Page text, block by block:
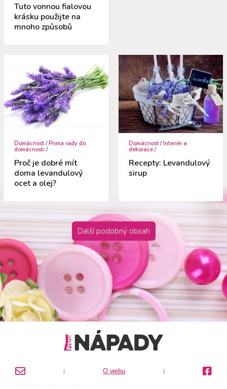
Tuto vonnou fialovou
krásku použijte na
mnoho způsobů
Domácnost /Prima rady do
domácnosti /
Proč je dobré mít
doma levandulový
ocet a olej?
Domácnost /Interiér a
dekorace /
Recepty: Levandulový
sirup
Další podobný obsah
| O webu |